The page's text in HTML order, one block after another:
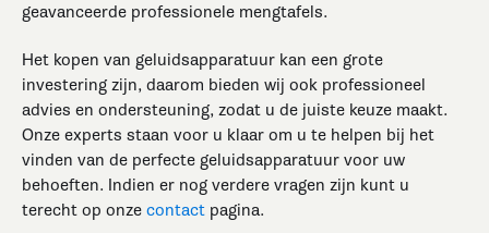
geavanceerde professionele mengtafels.
Het kopen van geluidsapparatuur kan een grote
investering zijn, daarom bieden wij ook professioneel
advies en ondersteuning, zodat u de juiste keuze maakt.
Onze experts staan voor u klaar om u te helpen bij het
vinden van de perfecte geluidsapparatuur voor uw
behoeften. Indien er nog verdere vragen zijn kunt u
terecht op onze contact pagina.